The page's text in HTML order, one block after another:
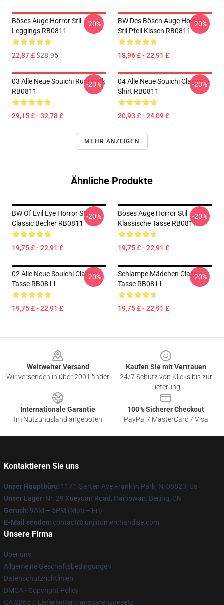
Böses Auge Horror Stil
Leggings RB0811
22,87 £$28.95
-20%
BW Des Bösen Auge Horror
Stil Pfeil Kissen RB0811
18,96 £ - 22,91 £
-20%
03 Alle Neue Souichi Rucksack
RB0811
29,15 £ - 32,78 £
-20%
04 Alle Neue Souichi Classic T-
Shirt RB0811
20,93 £ - 24,09 £
-20%
MEHR ANZEIGEN
Ähnliche Produkte
BW Of Evil Eye Horror Stil
Classic Becher RB0811
19,75 £ - 22,91 £
-20%
Böses Auge Horror Stil
Klassische Tasse RB0811
19,75 £ - 22,91 £
-20%
02 Alle Neue Souichi Classic
Tasse RB0811
19,75 £ - 22,91 £
-20%
Schlampe Mädchen Classic
Tasse RB0811
19,75 £ - 22,91 £
-20%
Weltweiter Versand
Wir versenden in über 200 Länder
Kaufen Sie mit Vertrauen
24/7 Schutz von Klicks bis zur
Lieferung
Internationale Garantie
Im Nutzungsland angeboten
100% Sicherer Checkout
PayPal / MasterCard / Visa
Kontaktieren Sie uns
Unser Hauptbüro: 1171 Garten Ave Franklin Park, Nj 08823, Us
Unser Lager: Nr. 29 Xueyuan Road, Haibowan, Beijing, CN
Geruch: 9AM – 5PM (Mon – Fri)
E-Mail senden: contact@junjiitomerchandise.com
Unsere Firma
Über uns
Allgemeine Geschäftsbedingungen
Datenschutzrichtlinien
DMCA - Copyright Policy
CA SB657: Lieferkettentransparenzgesetz